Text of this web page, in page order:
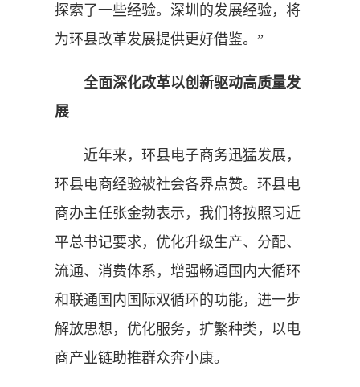
探索了一些经验。深圳的发展经验，将
为环县改革发展提供更好借鉴。”
全面深化改革以创新驱动高质量发
展
近年来，环县电子商务迅猛发展，
环县电商经验被社会各界点赞。环县电
商办主任张金勃表示，我们将按照习近
平总书记要求，优化升级生产、分配、
流通、消费体系，增强畅通国内大循环
和联通国内国际双循环的功能，进一步
解放思想，优化服务，扩繁种类，以电
商产业链助推群众奔小康。